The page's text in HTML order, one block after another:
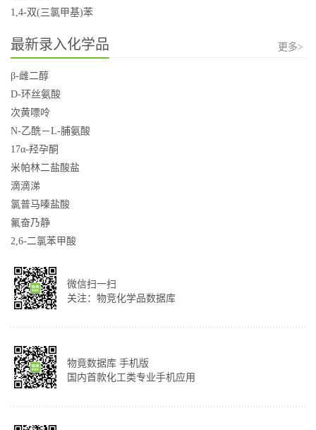
1,4-双(三氯甲基)苯
最新录入化学品 更多>
β-雌二醇
D-环丝氨酸
次黄嘌呤
N-乙酰－L-脯氨酸
17α-羟孕酮
米帕林二盐酸盐
滴滴涕
氯普马嗪盐酸
氟奋乃静
2,6-二氯苯甲酸
微信扫一扫
关注：物竞化学品数据库
物竟数据库 手机版
国内首款化工类专业手机应用